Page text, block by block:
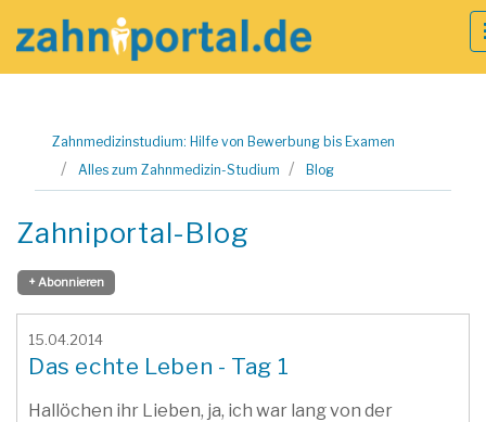
springen
Zahnmedizinstudium: Hilfe von Bewerbung bis Examen
Alles zum Zahnmedizin-Studium
Blog
Zahniportal-Blog
+ Abonnieren
15.04.2014
Das echte Leben - Tag 1
Hallöchen ihr Lieben, ja, ich war lang von der